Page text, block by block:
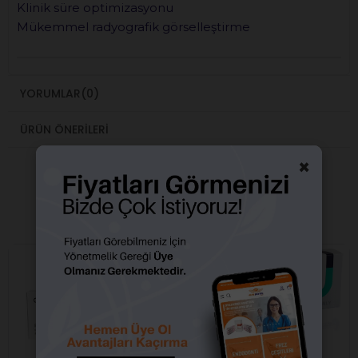
Klinik süre optimizasyonu
Mükemmel radyografik görselleştirme
YORUMLAR (0)
ÜRÜN ÖNERILERI
×